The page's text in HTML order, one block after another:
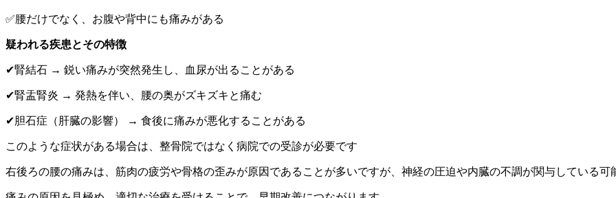
✅腰だけでなく、お腹や背中にも痛みがある
疑われる疾患とその特徴
✔腎結石 → 鋭い痛みが突然発生し、血尿が出ることがある
✔腎盂腎炎 → 発熱を伴い、腰の奥がズキズキと痛む
✔胆石症（肝臓の影響） → 食後に痛みが悪化することがある
このような症状がある場合は、整骨院ではなく病院での受診が必要です
右後ろの腰の痛みは、筋肉の疲労や骨格の歪みが原因であることが多いですが、神経の圧迫や内臓の不調が関与している可